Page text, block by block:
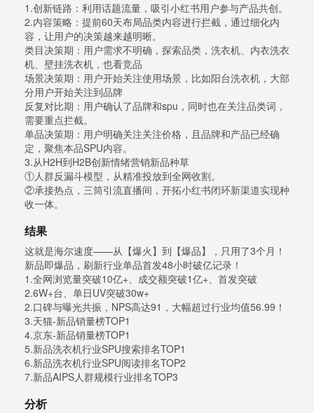
1.创新链路：利用话题流量，吸引小红书用户参与产品共创。
2.内容策略：提前60天布局品类内容进行拦截，通过细化内
容，让用户的决策越来越明晰。
类目决策期：用户需求不明确，探索品类，洗衣机、内衣洗衣
机、壁挂洗衣机，也看竞品
场景决策期：用户开始关注使用场景，比如阳台洗衣机，大部
分用户开始关注到品牌
反复对比期：用户确认了品牌和spu，同时也在关注品类词，
需要重点拦截。
单品决策期：用户明确关注关注价格，且品牌和产品已经确
定，聚焦本品SPU内容。
3.从H2H到H2B创新情绪营销新品种草
①人群反漏斗模型，从精准投放到全网收割。
②承接热点，三筒引流直播间，开拓小红书闭环新渠道实现种
收一体。
结果
这就是海尔速度——从【爆火】到【爆品】，只用了3个月！
新品即爆品，刷新行业单品首发48小时破亿记录！
1.全网浏览量突破10亿+、成交额突破1亿+、首发突破
2.6W+台、单日UV突破30w+
2.口碑与曝光共振，NPS高达91，大幅超过行业均值56.99！
3.天猫-新品销量榜TOP1
4.京东-新品销量榜TOP1
5.新品洗衣机行业SPU搜索排名TOP1
6.新品洗衣机行业SPU阅读排名TOP2
7.新品AIPS人群规模行业排名TOP3
分析